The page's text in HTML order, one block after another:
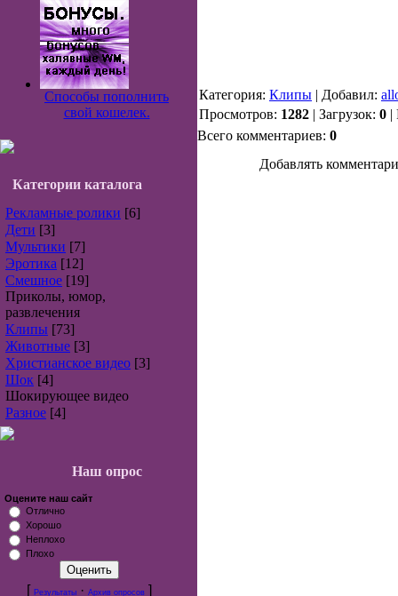
Способы пополнить
свой кошелек.
Категории каталога
Рекламные ролики [6]
Дети [3]
Мультики [7]
Эротика [12]
Смешное [19]
Приколы, юмор,
развлечения
Клипы [73]
Животные [3]
Христианское видео [3]
Шок [4]
Шокирующее видео
Разное [4]
Наш опрос
Оцените наш сайт
Отлично
Хорошо
Неплохо
Плохо
[ Результаты· Архив опросов]
Категория: Клипы | Добавил:
Просмотров: 1282 | Загрузок: 0 |
Всего комментариев: 0
Добавлять